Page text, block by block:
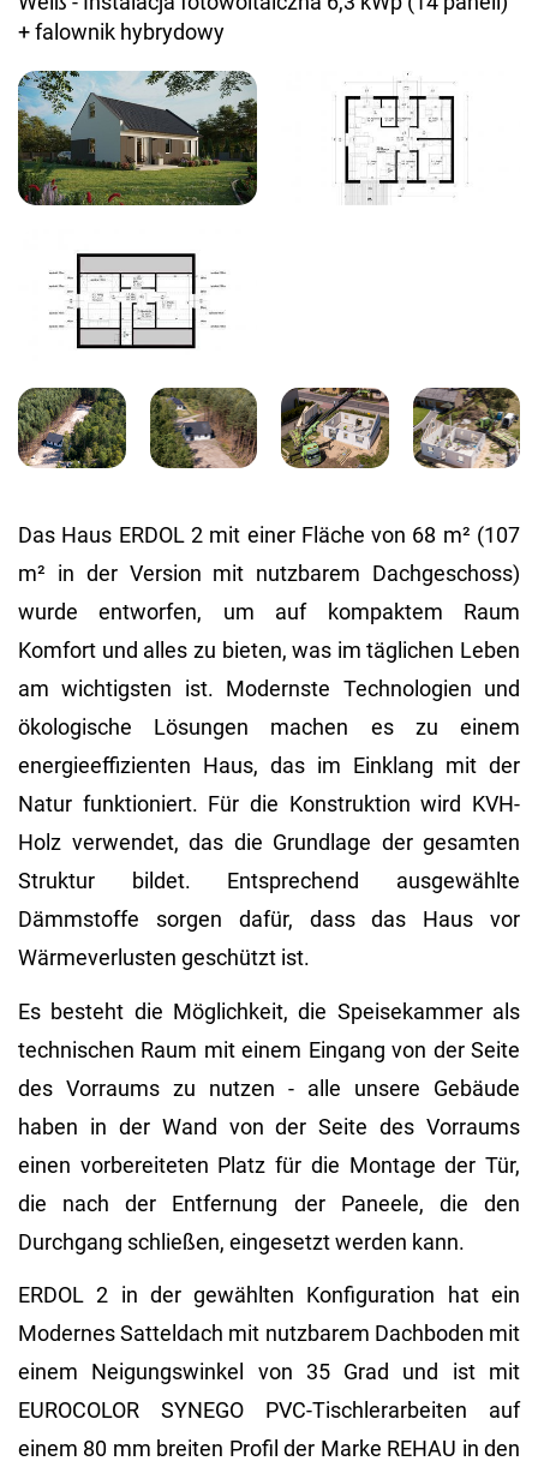
Das Haus ERDOL 2 mit einer Fläche von 68 m² (107
m² in der Version mit nutzbarem Dachgeschoss)
wurde entworfen, um auf kompaktem Raum
Komfort und alles zu bieten, was im täglichen Leben
am wichtigsten ist. Modernste Technologien und
ökologische Lösungen machen es zu einem
energieeffizienten Haus, das im Einklang mit der
Natur funktioniert. Für die Konstruktion wird KVH-
Holz verwendet, das die Grundlage der gesamten
Struktur bildet. Entsprechend ausgewählte
Dämmstoffe sorgen dafür, dass das Haus vor
Wärmeverlusten geschützt ist.
Es besteht die Möglichkeit, die Speisekammer als
technischen Raum mit einem Eingang von der Seite
des Vorraums zu nutzen - alle unsere Gebäude
haben in der Wand von der Seite des Vorraums
einen vorbereiteten Platz für die Montage der Tür,
die nach der Entfernung der Paneele, die den
Durchgang schließen, eingesetzt werden kann.
ERDOL 2 in der gewählten Konfiguration hat ein
Modernes Satteldach mit nutzbarem Dachboden mit
einem Neigungswinkel von 35 Grad und ist mit
EUROCOLOR SYNEGO PVC-Tischlerarbeiten auf
einem 80 mm breiten Profil der Marke REHAU in den